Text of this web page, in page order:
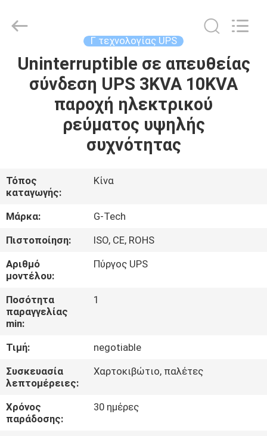
ΣΠΊΤΙ
ΠΡΟΪΌΝΤΑ
ΣΧΕΤΙΚΆ
ΕΜΆΣ
ΕΠΙΣΚΕΨΉ
ΕΡΓΟΣΤΑΣΊΟΥ
ΈΛΕΓΧΟΣ
ΠΟΙΌΤΗΤΑΣ
ΜΑΖΊ
ΜΑΣ
ΕΙΔΉΣΕΙΣ
POWER
GROUP.
Γ τεχνολογίας UPS
Uninterruptible σε απευθείας
σύνδεση UPS 3KVA 10KVA
παροχή ηλεκτρικού
ρεύματος υψηλής
συχνότητας
Τόπος
καταγωγής:
Κίνα
Μάρκα:
G-Tech
Πιστοποίηση:
ISO, CE, ROHS
Αριθμό
μοντέλου:
Πύργος UPS
Ποσότητα
παραγγελίας
min:
1
Τιμή:
negotiable
Συσκευασία
λεπτομέρειες:
Χαρτοκιβώτιο, παλέτες
Χρόνος
παράδοσης:
30 ημέρες